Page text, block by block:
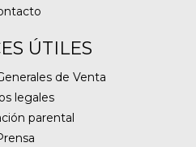
ÚTILES
de Venta
legales
parental